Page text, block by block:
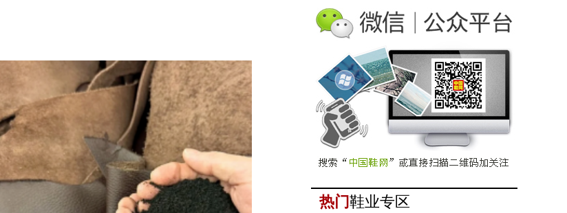
热门鞋业专区